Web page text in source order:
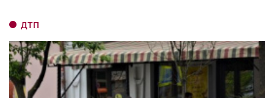
ДТП